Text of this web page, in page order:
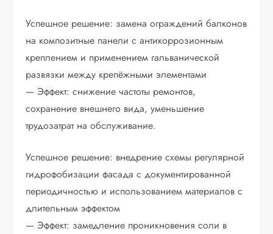
Успешное решение: замена ограждений балконов
на композитные панели с антикоррозионным
креплением и применением гальванической
развязки между крепёжными элементами
— Эффект: снижение частоты ремонтов,
сохранение внешнего вида, уменьшение
трудозатрат на обслуживание.
Успешное решение: внедрение схемы регулярной
гидрофобизации фасада с документированной
периодичностью и использованием материалов с
длительным эффектом
— Эффект: замедление проникновения соли в